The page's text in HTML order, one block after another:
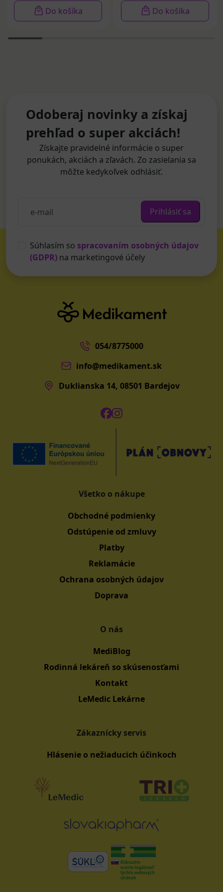
Do košíka Do košíka
Odoberaj novinky a získaj
prehľad o super akciách!
Získajte pravidelné informácie o super
ponukách, akciách a zľavách. Zo zasielania sa
môžte kedykoľvek odhlásiť.
Prihlásiť sa
Súhlasím so spracovaním osobných údajov
(GDPR) na marketingové účely
054/8775000
info@medikament.sk
Duklianska 14, 08501 Bardejov
Všetko o nákupe
Obchodné podmienky
Odstúpenie od zmluvy
Platby
Reklamácie
Ochrana osobných údajov
Doprava
O nás
MediBlog
Rodinná lekáreň so skúsenosťami
Kontakt
LeMedic Lekárne
Zákaznícky servis
Hlásenie o nežiaducich účinkoch